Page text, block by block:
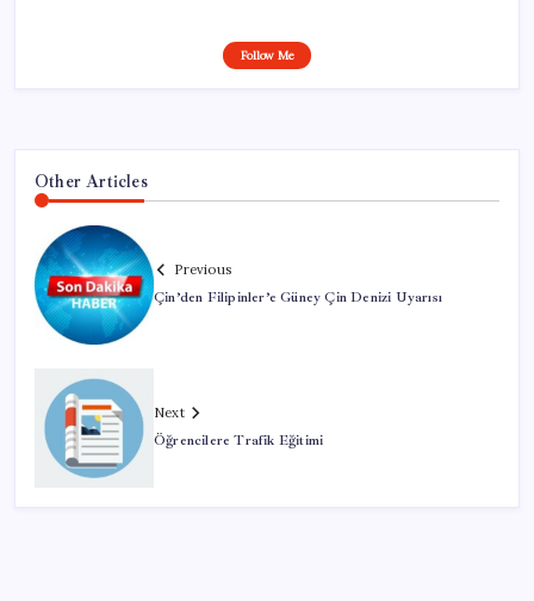
Follow Me
Other Articles
Previous
Çin’den Filipinler’e Güney Çin Denizi Uyarısı
Next
Öğrencilere Trafik Eğitimi